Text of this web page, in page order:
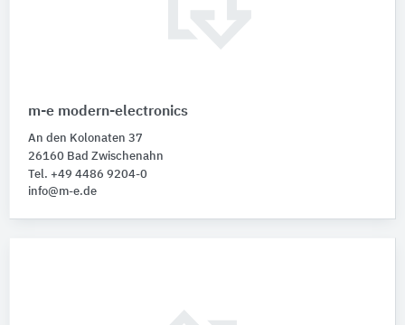
m-e modern-electronics
An den Kolonaten 37
26160 Bad Zwischenahn
Tel. +49 4486 9204-0
info@m-e.de